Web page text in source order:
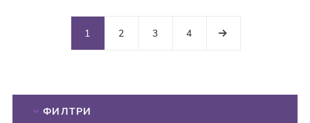
1 2 3 4
ФИЛТРИ